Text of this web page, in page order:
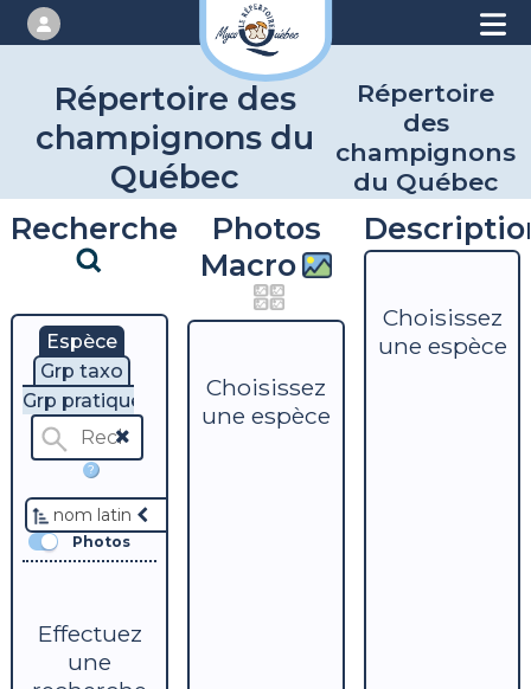
Répertoire des
champignons du
Québec
Répertoire
des
champignons
du Québec
Recherche
Espèce
Grp taxo
Grp pratique
?
nom latin
Photos
Effectuez
une
Photos
Macro
Choisissez
une espèce
Choisissez
une espèce